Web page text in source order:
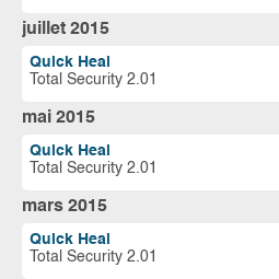
juillet 2015
Quick Heal
Total Security 2.01
mai 2015
Quick Heal
Total Security 2.01
mars 2015
Quick Heal
Total Security 2.01